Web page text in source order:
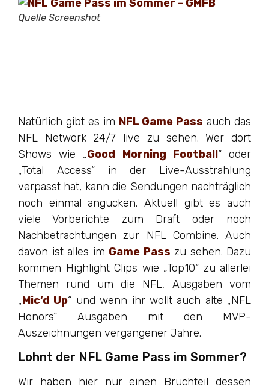
Quelle Screenshot
Natürlich gibt es im NFL Game Pass auch das
NFL Network 24/7 live zu sehen. Wer dort
Shows wie „Good Morning Football“ oder
„Total Access“ in der Live-Ausstrahlung
verpasst hat, kann die Sendungen nachträglich
noch einmal angucken. Aktuell gibt es auch
viele Vorberichte zum Draft oder noch
Nachbetrachtungen zur NFL Combine. Auch
davon ist alles im Game Pass zu sehen. Dazu
kommen Highlight Clips wie „Top10“ zu allerlei
Themen rund um die NFL, Ausgaben vom
„Mic’d Up“ und wenn ihr wollt auch alte „NFL
Honors“ Ausgaben mit den MVP-
Auszeichnungen vergangener Jahre.
Lohnt der NFL Game Pass im Sommer?
Wir haben hier nur einen Bruchteil dessen